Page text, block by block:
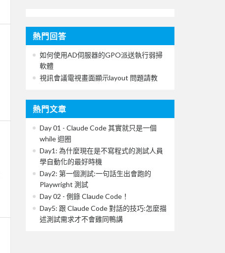
熱門回答
如何使用AD伺服器的GPO派送執行弱掃
軟體
視訊會議電視畫面顯示layout 問題請教
熱門文章
Day 01 - Claude Code 其實就只是一個
while 迴圈
Day1: 為什麼現在是不寫程式的測試人員
學自動化的最好時機
Day2: 第一個測試:一句話生出會跑的
Playwright 測試
Day 02 - 側錄 Claude Code！
Day5: 跟 Claude Code 對話的技巧:怎麼描
述測試需求才不會雞同鴨講